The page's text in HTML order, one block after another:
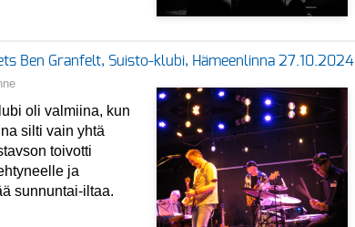
Ben Granfelt, Suisto-klubi, Hämeenlinna 27.10.2024
oli valmiina, kun
silti vain yhtä
toivotti
ja
sunnuntai-iltaa.